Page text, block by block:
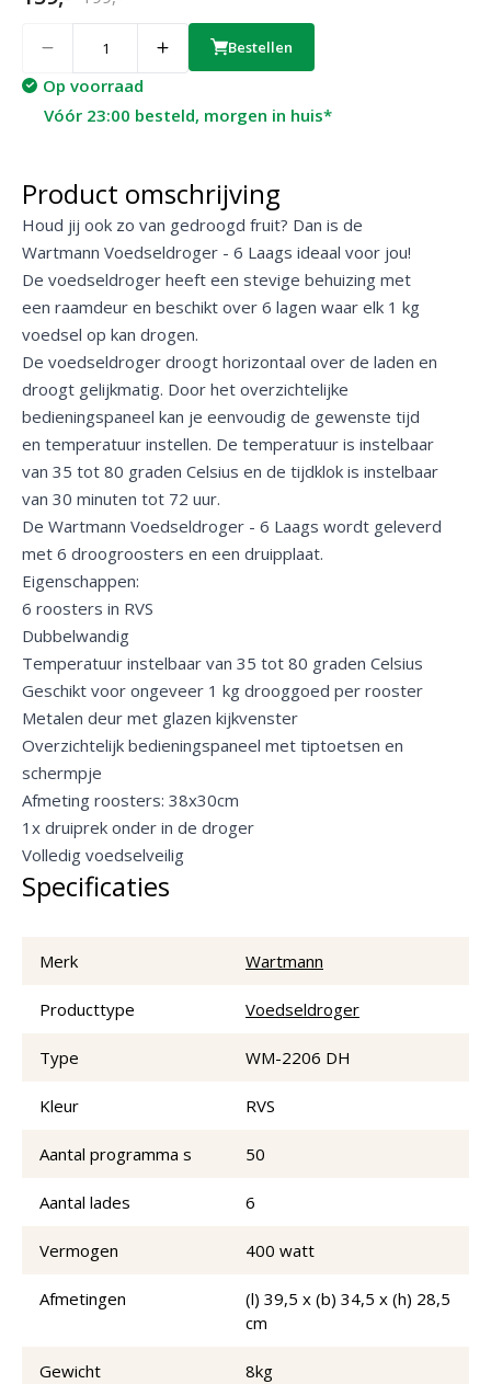
Bestellen
Op voorraad
Vóór 23:00 besteld, morgen in huis*
Product omschrijving
Houd jij ook zo van gedroogd fruit? Dan is de
Wartmann Voedseldroger - 6 Laags ideaal voor jou!
De voedseldroger heeft een stevige behuizing met
een raamdeur en beschikt over 6 lagen waar elk 1 kg
voedsel op kan drogen.
De voedseldroger droogt horizontaal over de laden en
droogt gelijkmatig. Door het overzichtelijke
bedieningspaneel kan je eenvoudig de gewenste tijd
en temperatuur instellen. De temperatuur is instelbaar
van 35 tot 80 graden Celsius en de tijdklok is instelbaar
van 30 minuten tot 72 uur.
De Wartmann Voedseldroger - 6 Laags wordt geleverd
met 6 droogroosters en een druipplaat.
Eigenschappen:
6 roosters in RVS
Dubbelwandig
Temperatuur instelbaar van 35 tot 80 graden Celsius
Geschikt voor ongeveer 1 kg drooggoed per rooster
Metalen deur met glazen kijkvenster
Overzichtelijk bedieningspaneel met tiptoetsen en
schermpje
Afmeting roosters: 38x30cm
1x druiprek onder in de droger
Volledig voedselveilig
Specificaties
Merk Wartmann
Producttype Voedseldroger
Type WM-2206 DH
Kleur RVS
Aantal programma s 50
Aantal lades 6
Vermogen 400 watt
Afmetingen
(l) 39,5 x (b) 34,5 x (h) 28,5
cm
Gewicht 8kg